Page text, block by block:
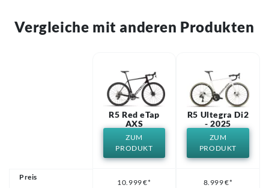
Vergleiche mit anderen Produkten
R5 Red eTap
AXS
ZUM
PRODUKT
R5 Ultegra Di2
- 2025
ZUM
PRODUKT
Preis
10.999 €* 8.999 €*